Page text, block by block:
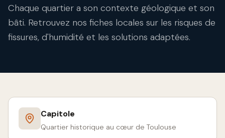
Chaque quartier a son contexte géologique et son
bâti. Retrouvez nos fiches locales sur les risques de
fissures, d'humidité et les solutions adaptées.
Capitole
Quartier historique au cœur de Toulouse